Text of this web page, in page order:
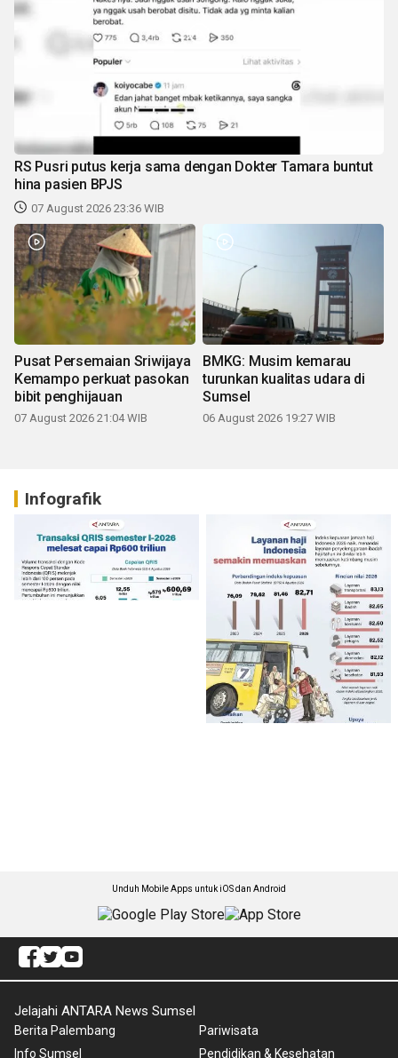
RS Pusri putus kerja sama dengan Dokter Tamara buntut
hina pasien BPJS
07 August 2026 23:36 WIB
Pusat Persemaian Sriwijaya
Kemampo perkuat pasokan
bibit penghijauan
07 August 2026 21:04 WIB
BMKG: Musim kemarau
turunkan kualitas udara di
Sumsel
06 August 2026 19:27 WIB
Infografik
Unduh Mobile Apps untuk iOS dan Android
Jelajahi ANTARA News Sumsel
Berita Palembang
Info Sumsel
Pariwisata
Pendidikan & Kesehatan